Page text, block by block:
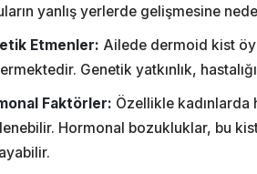
yanlış yerlerde gelişmesine
Etmenler: Ailede dermoid kist
Genetik yatkınlık,
Faktörler: Özellikle
Hormonal bozukluklar, bu